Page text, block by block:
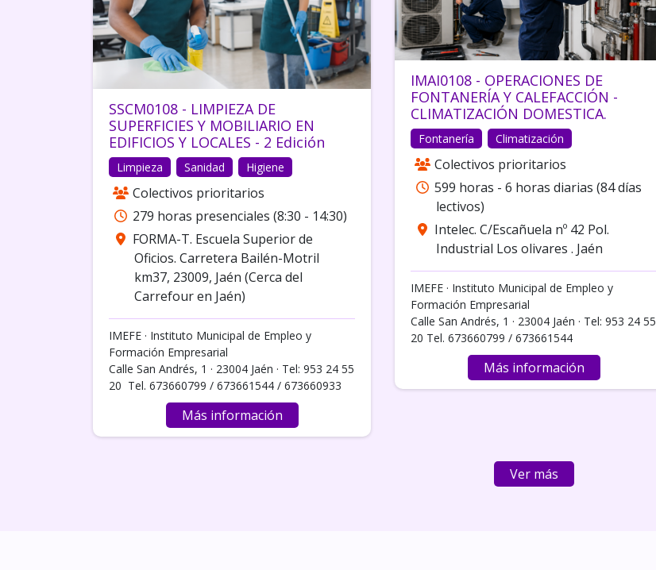
SSCM0108 - LIMPIEZA DE
SUPERFICIES Y MOBILIARIO EN
EDIFICIOS Y LOCALES - 2 Edición
Limpieza Sanidad Higiene
Colectivos prioritarios
279 horas presenciales (8:30 - 14:30)
FORMA-T. Escuela Superior de
Oficios. Carretera Bailén-Motril
km37, 23009, Jaén (Cerca del
Carrefour en Jaén)
IMEFE · Instituto Municipal de Empleo y
Formación Empresarial
Calle San Andrés, 1 · 23004 Jaén · Tel: 953 24 55
20 Tel. 673660799 / 673661544 / 673660933
Más información
IMAI0108 - OPERACIONES DE
FONTANERÍA Y CALEFACCIÓN -
CLIMATIZACIÓN DOMESTICA.
Fontanería Climatización
Colectivos prioritarios
599 horas - 6 horas diarias (84 días
lectivos)
Intelec. C/Escañuela nº 42 Pol.
Industrial Los olivares . Jaén
IMEFE · Instituto Municipal de Empleo y
Formación Empresarial
Calle San Andrés, 1 · 23004 Jaén · Tel: 953 24 55
20 Tel. 673660799 / 673661544
Más información
Ver más